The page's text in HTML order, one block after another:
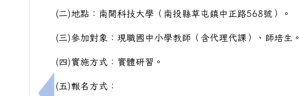
(二)地點：南開科技大學（南投縣草屯鎮中正路568號）。
(三)參加對象：現職國中小學教師（含代理代課）、師培生。
(四)實施方式：實體研習。
(五)報名方式：